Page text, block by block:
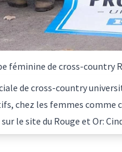
féminine de cross-country
de cross-country
chez les femmes comme
le site du Rouge et Or: